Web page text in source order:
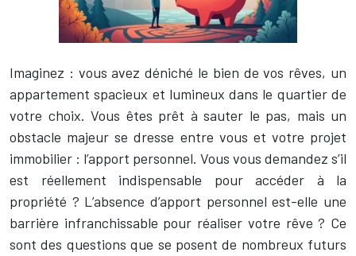
Imaginez : vous avez déniché le bien de vos rêves, un
appartement spacieux et lumineux dans le quartier de
votre choix. Vous êtes prêt à sauter le pas, mais un
obstacle majeur se dresse entre vous et votre projet
immobilier : l’apport personnel. Vous vous demandez s’il
est réellement indispensable pour accéder à la
propriété ? L’absence d’apport personnel est-elle une
barrière infranchissable pour réaliser votre rêve ? Ce
sont des questions que se posent de nombreux futurs